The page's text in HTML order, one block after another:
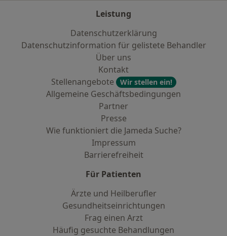
Leistung
Datenschutzerklärung
Datenschutzinformation für gelistete Behandler
Über uns
Kontakt
Stellenangebote
Wir stellen ein!
Allgemeine Geschäftsbedingungen
Partner
Presse
Wie funktioniert die Jameda Suche?
Impressum
Barrierefreiheit
Für Patienten
Ärzte und Heilberufler
Gesundheitseinrichtungen
Frag einen Arzt
Häufig gesuchte Behandlungen